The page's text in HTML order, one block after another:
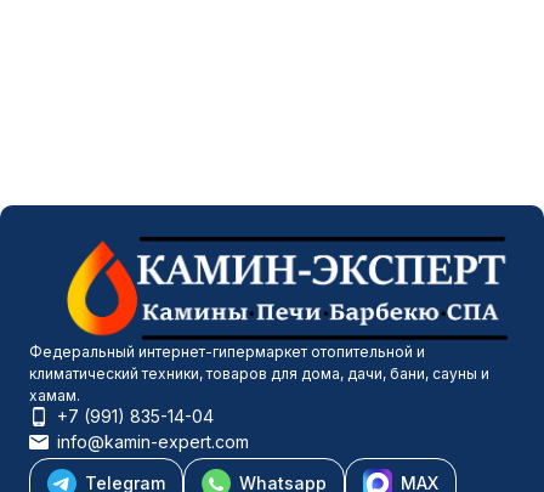
Федеральный интернет-гипермаркет отопительной и
климатический техники, товаров для дома, дачи, бани, сауны и
хамам.
+7 (991) 835-14-04
info@kamin-expert.com
Telegram
Whatsapp MAX